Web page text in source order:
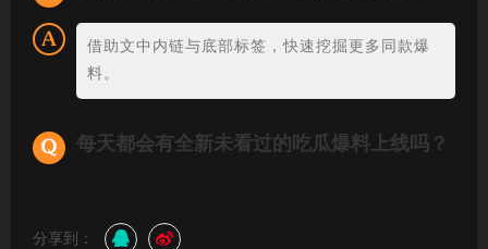
借助文中内链与底部标签，快速挖掘更多同款爆
料。
每天都会有全新未看过的吃瓜爆料上线吗？
分享到：